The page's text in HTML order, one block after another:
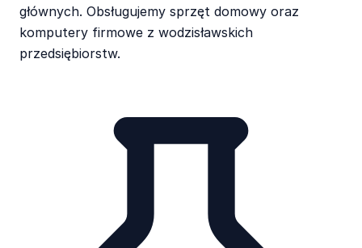
głównych. Obsługujemy sprzęt domowy oraz
komputery firmowe z wodzisławskich
przedsiębiorstw.